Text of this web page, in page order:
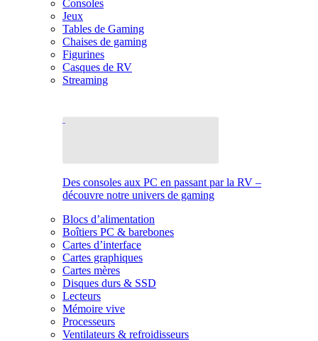
Consoles
Jeux
Tables de Gaming
Chaises de gaming
Figurines
Casques de RV
Streaming
Des consoles aux PC en passant par la RV –
découvre notre univers de gaming
Blocs d’alimentation
Boîtiers PC & barebones
Cartes d’interface
Cartes graphiques
Cartes mères
Disques durs & SSD
Lecteurs
Mémoire vive
Processeurs
Ventilateurs & refroidisseurs